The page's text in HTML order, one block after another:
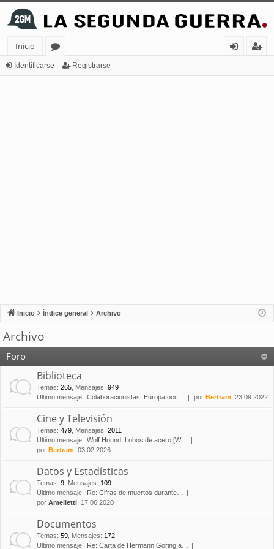
Inicio
or
Identificarse Registrarse
Inicio Índice general Archivo
Archivo
Foro
Biblioteca
Temas: 265 Mensajes: 949
Último mensaje: Colaboracionistas. Europa occ… por Bertram , 23 09 2022
Cine y Televisión
Temas: 479 Mensajes: 2011
Último mensaje: Wolf Hound. Lobos de acero [W…
por Bertram , 03 02 2026
Datos y Estadísticas
Temas: 9 Mensajes: 109
Último mensaje: Re: Cifras de muertos durante…
por Amelletti , 17 06 2020
Documentos
Temas: 59 Mensajes: 172
Último mensaje: Re: Carta de Hermann Göring a…